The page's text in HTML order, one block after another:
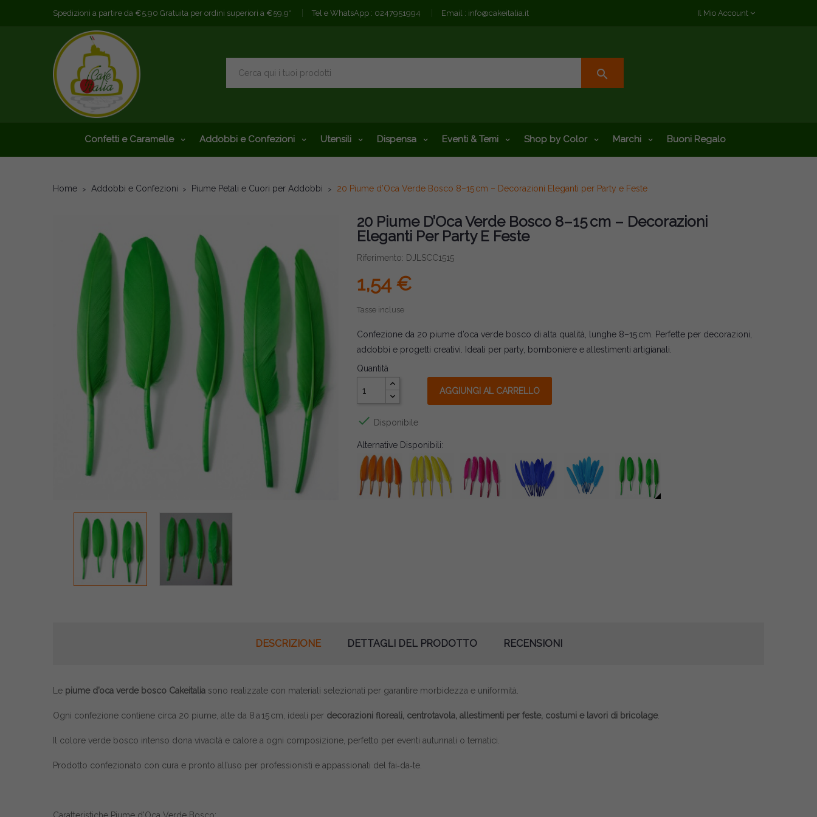
Spedizioni a partire da €5,90 Gratuita per ordini superiori a €59,9* Tel e WhatsApp : 0247951994 Email : info@cakeitalia.it Il Mio Account
search
Confetti e Caramelle Addobbi e Confezioni Utensili Dispensa Eventi & Temi Shop by Color Marchi Buoni Regalo
Home Addobbi e Confezioni Piume Petali e Cuori per Addobbi 20 Piume d’Oca Verde Bosco 8–15 cm – Decorazioni Eleganti per Party e Feste
20 Piume D’Oca Verde Bosco 8–15 Cm – Decorazioni
Eleganti Per Party E Feste
Riferimento: DJLSCC1515
1,54 €
Tasse incluse
Confezione da 20 piume d’oca verde bosco di alta qualità, lunghe 8–15 cm. Perfette per decorazioni,
addobbi e progetti creativi. Ideali per party, bomboniere e allestimenti artigianali.
Quantità
AGGIUNGI AL CARRELLO
 Disponibile
Alternative Disponibili:
DESCRIZIONE DETTAGLI DEL PRODOTTO RECENSIONI
Le piume d’oca verde bosco Cakeitalia sono realizzate con materiali selezionati per garantire morbidezza e uniformità.
Ogni confezione contiene circa 20 piume, alte da 8 a 15 cm, ideali per decorazioni floreali, centrotavola, allestimenti per feste, costumi e lavori di bricolage.
Il colore verde bosco intenso dona vivacità e calore a ogni composizione, perfetto per eventi autunnali o tematici.
Prodotto confezionato con cura e pronto all’uso per professionisti e appassionati del fai‑da‑te.